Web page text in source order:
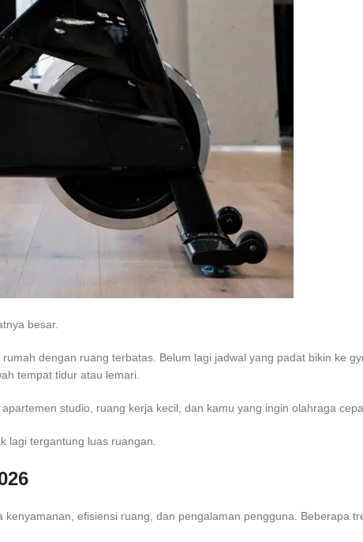
besar.
dengan ruang terbatas. Belum lagi jadwal yang padat bikin ke
tempat tidur atau lemari.
studio, ruang kerja kecil, dan kamu yang ingin olahraga
lagi tergantung luas ruangan.
efisiensi ruang, dan pengalaman pengguna. Beberapa